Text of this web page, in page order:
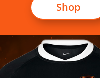
Shop